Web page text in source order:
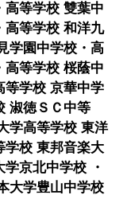
高等学校 雙葉中
高等学校 和洋九
学園中学校・高
高等学校 桜蔭中
等学校 京華中学
淑徳ＳＣ中等
学高等学校 東洋
学校 東邦音楽大
京北中学校 ・
大学豊山中学校